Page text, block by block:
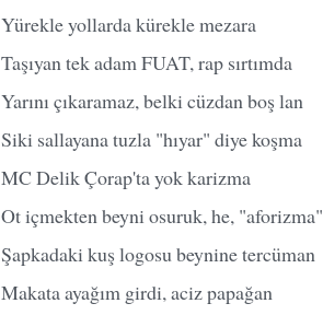
Yürekle yollarda kürekle mezara
Taşıyan tek adam FUAT, rap sırtımda
Yarını çıkaramaz, belki cüzdan boş lan
Siki sallayana tuzla "hıyar" diye koşma
MC Delik Çorap'ta yok karizma
Ot içmekten beyni osuruk, he, "aforizma"
Şapkadaki kuş logosu beynine tercüman
Makata ayağım girdi, aciz papağan